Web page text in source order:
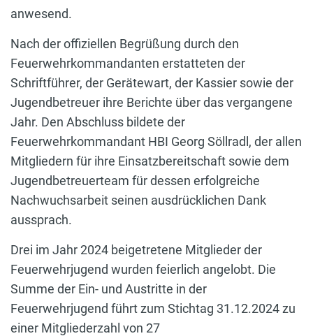
anwesend.
Nach der offiziellen Begrüßung durch den
Feuerwehrkommandanten erstatteten der
Schriftführer, der Gerätewart, der Kassier sowie der
Jugendbetreuer ihre Berichte über das vergangene
Jahr. Den Abschluss bildete der
Feuerwehrkommandant HBI Georg Söllradl, der allen
Mitgliedern für ihre Einsatzbereitschaft sowie dem
Jugendbetreuerteam für dessen erfolgreiche
Nachwuchsarbeit seinen ausdrücklichen Dank
aussprach.
Drei im Jahr 2024 beigetretene Mitglieder der
Feuerwehrjugend wurden feierlich angelobt. Die
Summe der Ein- und Austritte in der
Feuerwehrjugend führt zum Stichtag 31.12.2024 zu
einer Mitgliederzahl von 27